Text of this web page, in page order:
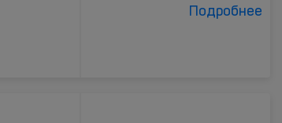
Подробнее